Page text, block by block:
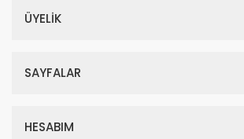
ÜYELİK
SAYFALAR
HESABIM